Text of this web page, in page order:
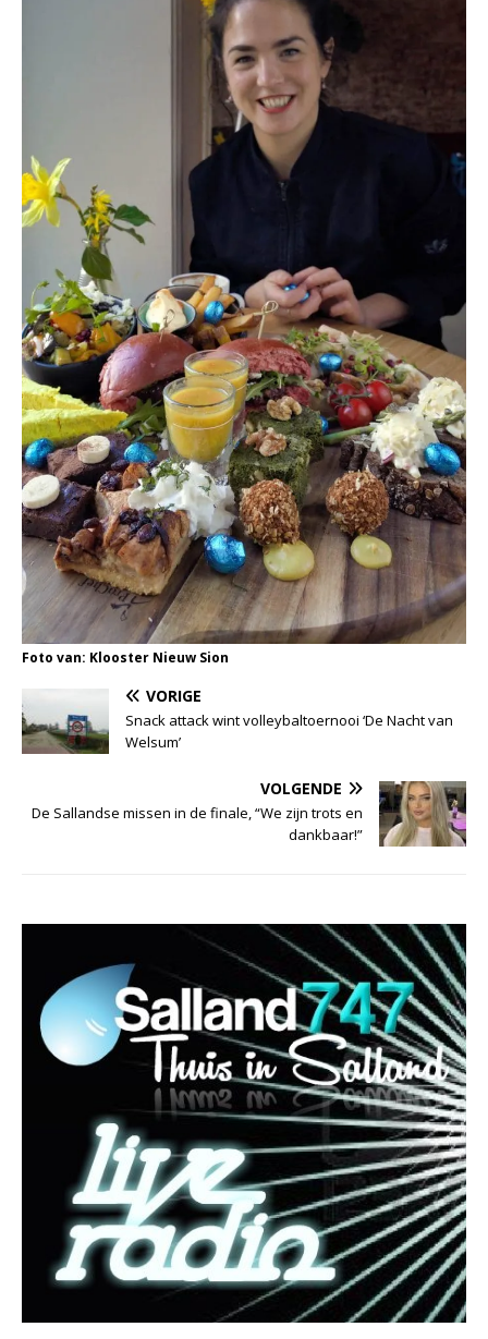
Foto van: Klooster Nieuw Sion
VORIGE
Snack attack wint volleybaltoernooi ‘De Nacht van
Welsum’
VOLGENDE
De Sallandse missen in de finale, “We zijn trots en
dankbaar!”